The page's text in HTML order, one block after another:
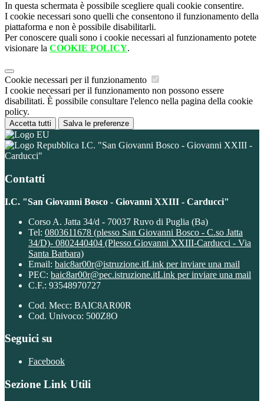
In questa schermata è possibile scegliere quali cookie consentire.
I cookie necessari sono quelli che consentono il funzionamento della
piattaforma e non è possibile disabilitarli.
Per conoscere quali sono i cookie necessari al funzionamento potete
visionare la COOKIE POLICY.
Cookie necessari per il funzionamento
I cookie necessari per il funzionamento non possono essere
disabilitati. È possibile consultare l'elenco nella pagina della cookie
policy.
Accetta tutti Salva le preferenze
I.C. "San Giovanni Bosco - Giovanni XXIII -
Carducci"
Contatti
I.C. "San Giovanni Bosco - Giovanni XXIII - Carducci"
Corso A. Jatta 34/d - 70037 Ruvo di Puglia (Ba)
Tel: 0803611678 (plesso San Giovanni Bosco - C.so Jatta
34/D)- 0802440404 (Plesso Giovanni XXIII-Carducci - Via
Santa Barbara)
Email: baic8ar00r@istruzione.itLink per inviare una mail
PEC: baic8ar00r@pec.istruzione.itLink per inviare una mail
C.F.: 93548970727
Cod. Mecc: BAIC8AR00R
Cod. Univoco: 500Z8O
Seguici su
Facebook
Sezione Link Utili